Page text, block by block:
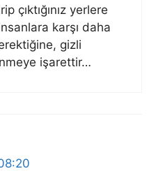
çıktığınız yerlere
karşı daha
gizli
işarettir…